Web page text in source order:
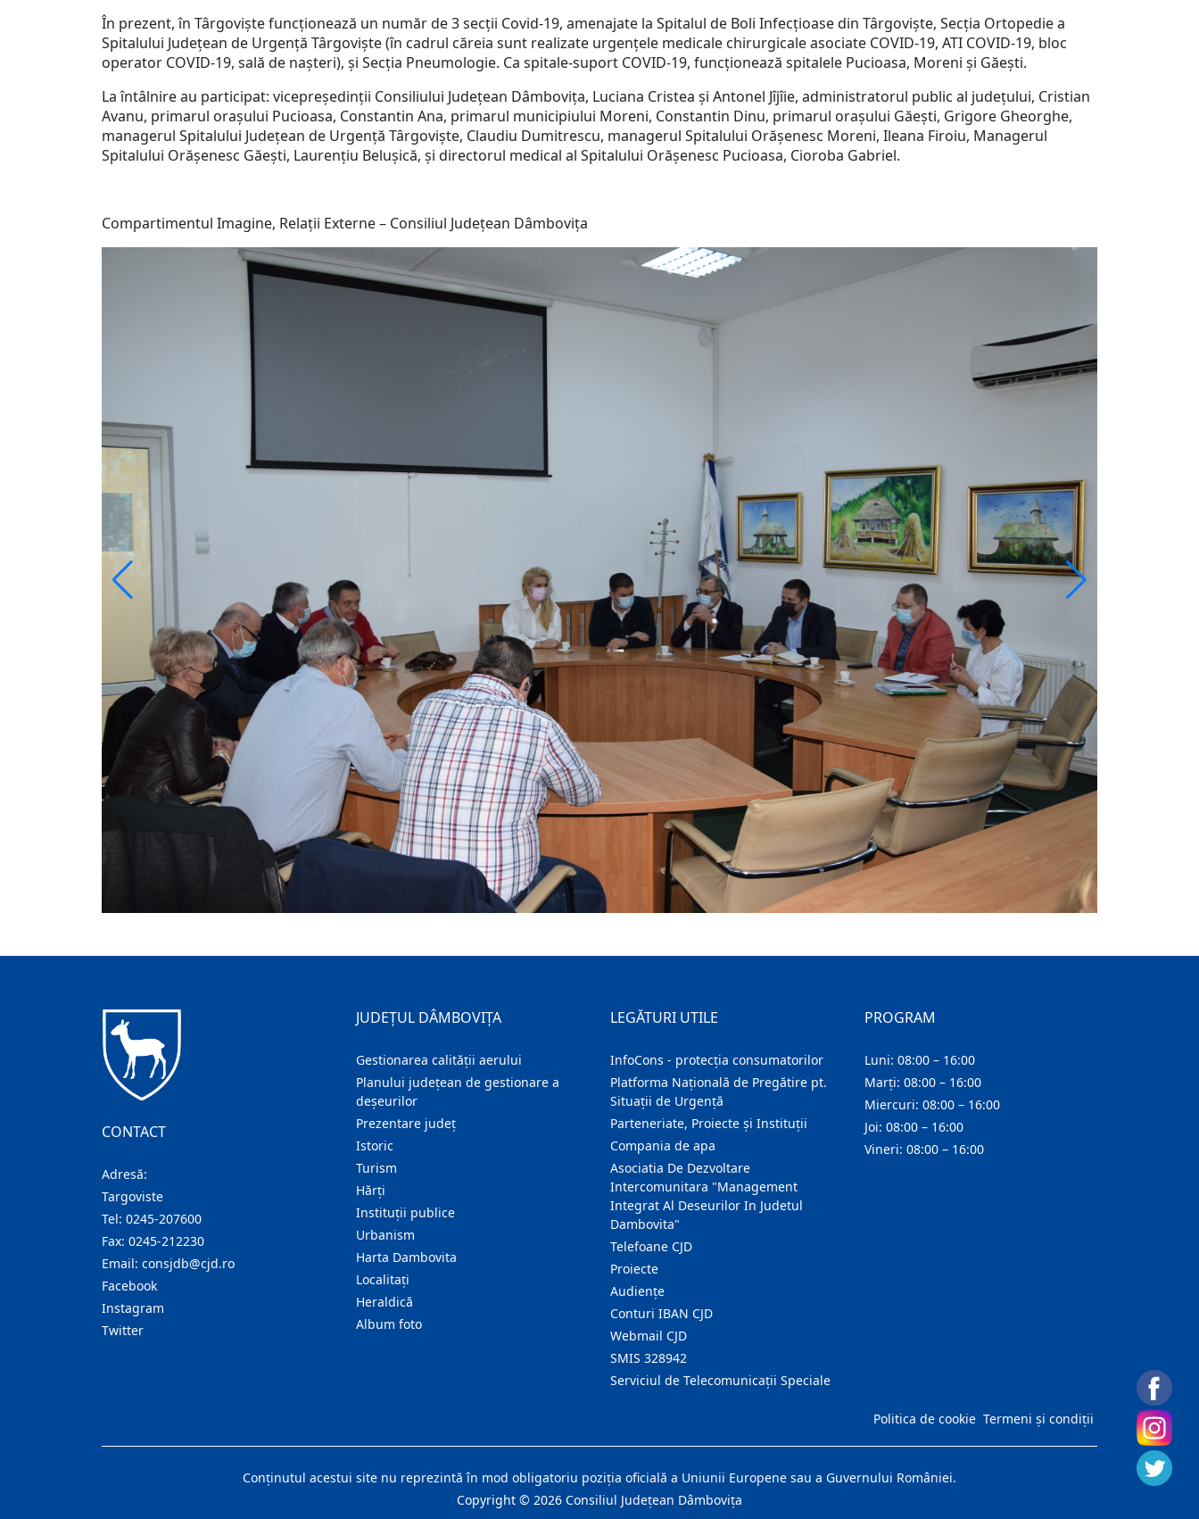
În prezent, în Târgoviște funcționează un număr de 3 secții Covid-19, amenajate la Spitalul de Boli Infecțioase din Târgoviște, Secția Ortopedie a
Spitalului Județean de Urgență Târgoviște (în cadrul căreia sunt realizate urgențele medicale chirurgicale asociate COVID-19, ATI COVID-19, bloc
operator COVID-19, sală de nașteri), și Secția Pneumologie. Ca spitale-suport COVID-19, funcționează spitalele Pucioasa, Moreni și Găești.
La întâlnire au participat: vicepreședinții Consiliului Județean Dâmbovița, Luciana Cristea și Antonel Jîjîie, administratorul public al județului, Cristian
Avanu, primarul orașului Pucioasa, Constantin Ana, primarul municipiului Moreni, Constantin Dinu, primarul orașului Găești, Grigore Gheorghe,
managerul Spitalului Județean de Urgență Târgoviște, Claudiu Dumitrescu, managerul Spitalului Orășenesc Moreni, Ileana Firoiu, Managerul
Spitalului Orășenesc Găești, Laurențiu Belușică, și directorul medical al Spitalului Orășenesc Pucioasa, Cioroba Gabriel.
Compartimentul Imagine, Relații Externe – Consiliul Județean Dâmbovița
CONTACT
Adresă:
Targoviste
Tel: 0245-207600
Fax: 0245-212230
Email: consjdb@cjd.ro
Facebook
Instagram
Twitter
JUDEȚUL DÂMBOVIȚA
Gestionarea calității aerului
Planului județean de gestionare a
deșeurilor
Prezentare judeţ
Istoric
Turism
Hărţi
Instituţii publice
Urbanism
Harta Dambovita
Localitaţi
Heraldică
Album foto
LEGĂTURI UTILE
InfoCons - protecția consumatorilor
Platforma Națională de Pregătire pt.
Situații de Urgență
Parteneriate, Proiecte și Instituții
Compania de apa
Asociatia De Dezvoltare
Intercomunitara "Management
Integrat Al Deseurilor In Judetul
Dambovita"
Telefoane CJD
Proiecte
Audienţe
Conturi IBAN CJD
Webmail CJD
SMIS 328942
Serviciul de Telecomunicații Speciale
PROGRAM
Luni: 08:00 – 16:00
Marți: 08:00 – 16:00
Miercuri: 08:00 – 16:00
Joi: 08:00 – 16:00
Vineri: 08:00 – 16:00
Politica de cookie Termeni și condiții
Conţinutul acestui site nu reprezintă în mod obligatoriu poziţia oficială a Uniunii Europene sau a Guvernului României.
Copyright © 2026 Consiliul Judeţean Dâmboviţa